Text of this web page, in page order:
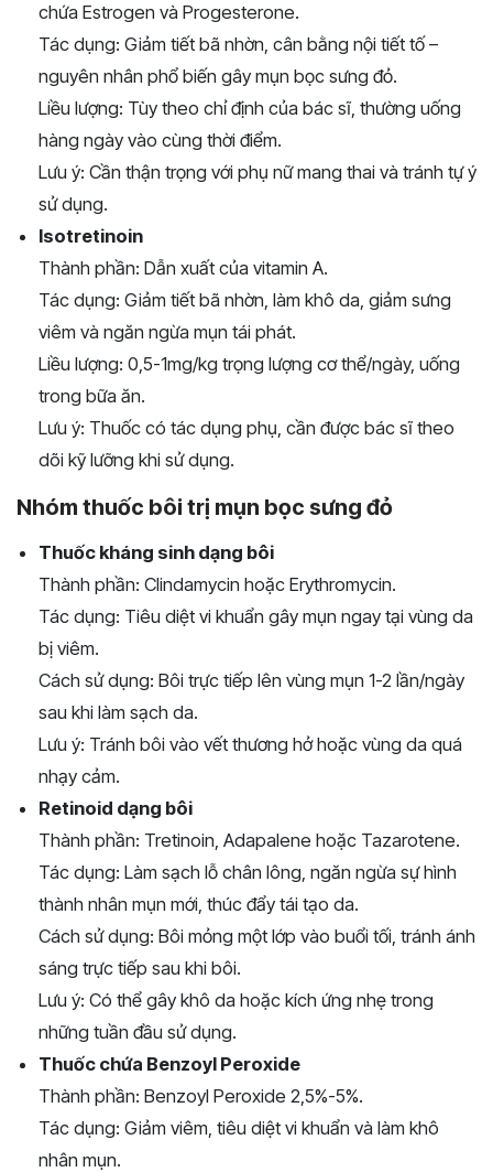
chứa Estrogen và Progesterone.
Tác dụng: Giảm tiết bã nhờn, cân bằng nội tiết tố –
nguyên nhân phổ biến gây mụn bọc sưng đỏ.
Liều lượng: Tùy theo chỉ định của bác sĩ, thường uống
hàng ngày vào cùng thời điểm.
Lưu ý: Cần thận trọng với phụ nữ mang thai và tránh tự ý
sử dụng.
Isotretinoin
Thành phần: Dẫn xuất của vitamin A.
Tác dụng: Giảm tiết bã nhờn, làm khô da, giảm sưng
viêm và ngăn ngừa mụn tái phát.
Liều lượng: 0,5-1mg/kg trọng lượng cơ thể/ngày, uống
trong bữa ăn.
Lưu ý: Thuốc có tác dụng phụ, cần được bác sĩ theo
dõi kỹ lưỡng khi sử dụng.
Nhóm thuốc bôi trị mụn bọc sưng đỏ
Thuốc kháng sinh dạng bôi
Thành phần: Clindamycin hoặc Erythromycin.
Tác dụng: Tiêu diệt vi khuẩn gây mụn ngay tại vùng da
bị viêm.
Cách sử dụng: Bôi trực tiếp lên vùng mụn 1-2 lần/ngày
sau khi làm sạch da.
Lưu ý: Tránh bôi vào vết thương hở hoặc vùng da quá
nhạy cảm.
Retinoid dạng bôi
Thành phần: Tretinoin, Adapalene hoặc Tazarotene.
Tác dụng: Làm sạch lỗ chân lông, ngăn ngừa sự hình
thành nhân mụn mới, thúc đẩy tái tạo da.
Cách sử dụng: Bôi mỏng một lớp vào buổi tối, tránh ánh
sáng trực tiếp sau khi bôi.
Lưu ý: Có thể gây khô da hoặc kích ứng nhẹ trong
những tuần đầu sử dụng.
Thuốc chứa Benzoyl Peroxide
Thành phần: Benzoyl Peroxide 2,5%-5%.
Tác dụng: Giảm viêm, tiêu diệt vi khuẩn và làm khô
nhân mụn.